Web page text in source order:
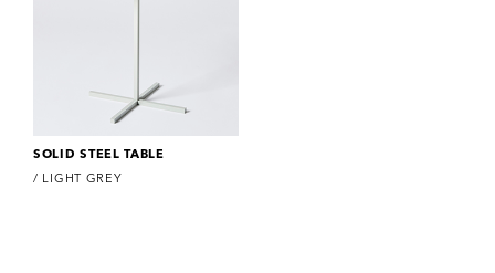
SOLID STEEL TABLE
/ LIGHT GREY